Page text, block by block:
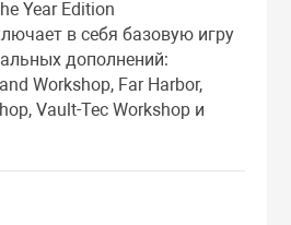
Year Edition
в себя базовую игру
дополнений:
Workshop, Far Harbor,
Vault-Tec Workshop и